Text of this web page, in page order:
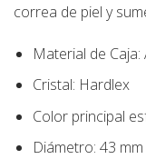
correa de piel y
Material de Caja:
Cristal: Hardlex
Color principal
Diámetro: 43 mm